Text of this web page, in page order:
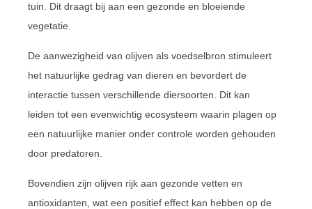
tuin. Dit draagt bij aan een gezonde en bloeiende
vegetatie.
De aanwezigheid van olijven als voedselbron stimuleert
het natuurlijke gedrag van dieren en bevordert de
interactie tussen verschillende diersoorten. Dit kan
leiden tot een evenwichtig ecosysteem waarin plagen op
een natuurlijke manier onder controle worden gehouden
door predatoren.
Bovendien zijn olijven rijk aan gezonde vetten en
antioxidanten, wat een positief effect kan hebben op de